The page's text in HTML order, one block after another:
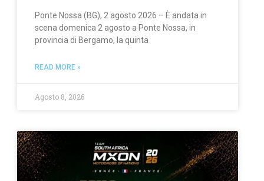
Ponte Nossa (BG), 2 agosto 2026 – È andata in
scena domenica 2 agosto a Ponte Nossa, in
provincia di Bergamo, la quinta
READ MORE »
Agosto 8, 2026